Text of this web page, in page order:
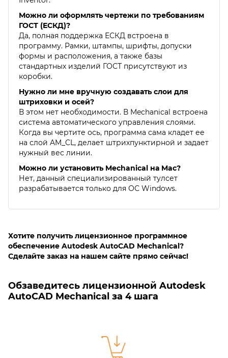
Можно ли оформлять чертежи по требованиям
ГОСТ (ЕСКД)?
Да, полная поддержка ЕСКД встроена в
программу. Рамки, штампы, шрифты, допуски
формы и расположения, а также базы
стандартных изделий ГОСТ присутствуют из
коробки.
Нужно ли мне вручную создавать слои для
штриховки и осей?
В этом нет необходимости. В Mechanical встроена
система автоматического управления слоями.
Когда вы чертите ось, программа сама кладет ее
на слой AM_CL, делает штрихпунктирной и задает
нужный вес линии.
Можно ли установить Mechanical на Mac?
Нет, данный специализированный тулсет
разрабатывается только для ОС Windows.
Хотите получить лицензионное программное
обеспечение Autodesk AutoCAD Mechanical?
Сделайте заказ на нашем сайте прямо сейчас!
Обзаведитесь лицензионной Autodesk
AutoCAD Mechanical за 4 шага